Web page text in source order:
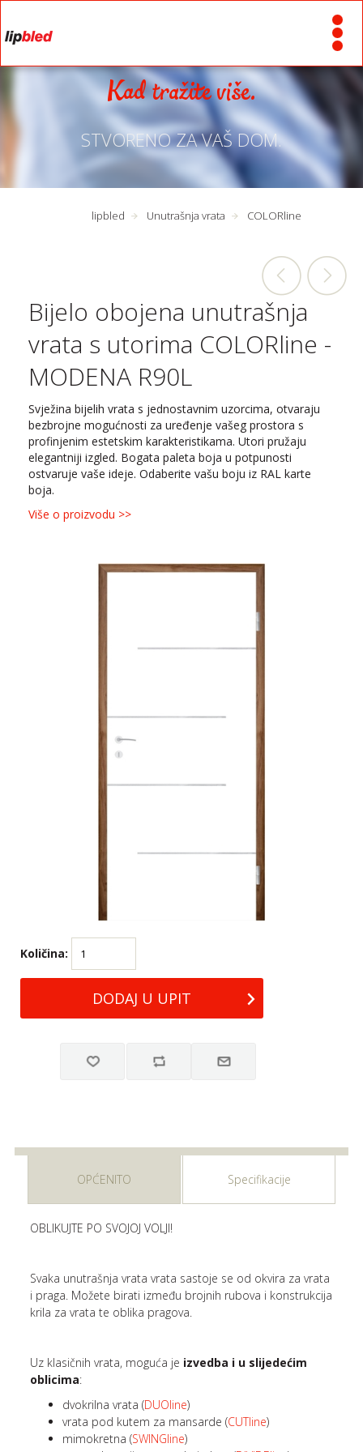
Kad tražite više.
STVORENO ZA VAŠ DOM.
lipbled Unutrašnja vrata COLORline
Bijelo obojena unutrašnja
vrata s utorima COLORline -
MODENA R90L
Svježina bijelih vrata s jednostavnim uzorcima, otvaraju
bezbrojne mogućnosti za uređenje vašeg prostora s
profinjenim estetskim karakteristikama. Utori pružaju
elegantniji izgled. Bogata paleta boja u potpunosti
ostvaruje vaše ideje. Odaberite vašu boju iz RAL karte
boja.
Više o proizvodu >>
Količina:
OPĆENITO Specifikacije
OBLIKUJTE PO SVOJOJ VOLJI!
Svaka unutrašnja vrata vrata sastoje se od okvira za vrata
i praga. Možete birati između brojnih rubova i konstrukcija
krila za vrata te oblika pragova.
Uz klasičnih vrata, moguća je izvedba i u slijedećim
oblicima:
dvokrilna vrata (DUOline)
vrata pod kutem za mansarde (CUTline)
mimokretna (SWINGline)